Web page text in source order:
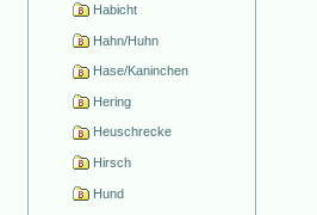
Habicht
Hahn/Huhn
Hase/Kaninchen
Hering
Heuschrecke
Hirsch
Hund